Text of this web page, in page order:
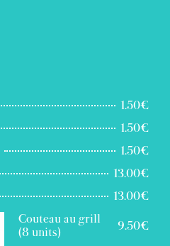
1.50€
1.50€
1.50€
13.00€
13.00€
Couteau au grill
(8 units)
9.50€